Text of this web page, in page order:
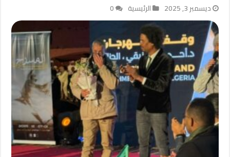
ديسمبر 3, 2025 الرئيسية 0